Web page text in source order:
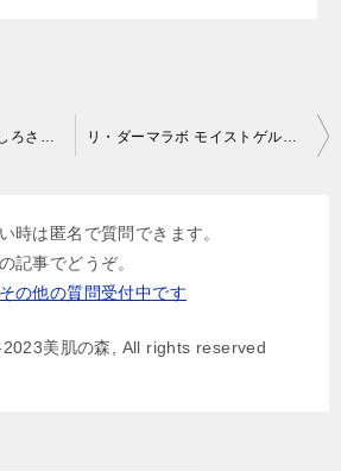
白漢 しろ彩（はっかんしろさい）のメリットとデメリットの解決策 リ・ダーマラボ モイストゲルプラスは効かないって本当？効果を出すコツは？
時は匿名で質問できます。
記事でどうぞ。
の他の質問受付中です
美肌の森, All rights reserved